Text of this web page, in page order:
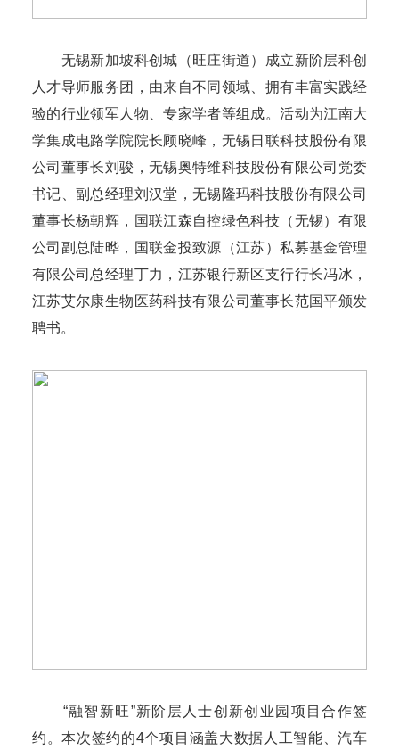
无锡新加坡科创城（旺庄街道）成立新阶层科创
人才导师服务团，由来自不同领域、拥有丰富实践经
验的行业领军人物、专家学者等组成。活动为江南大
学集成电路学院院长顾晓峰，无锡日联科技股份有限
公司董事长刘骏，无锡奥特维科技股份有限公司党委
书记、副总经理刘汉堂，无锡隆玛科技股份有限公司
董事长杨朝辉，国联江森自控绿色科技（无锡）有限
公司副总陆晔，国联金投致源（江苏）私募基金管理
有限公司总经理丁力，江苏银行新区支行行长冯冰，
江苏艾尔康生物医药科技有限公司董事长范国平颁发
聘书。
“融智新旺”新阶层人士创新创业园项目合作签
约。本次签约的4个项目涵盖大数据人工智能、汽车